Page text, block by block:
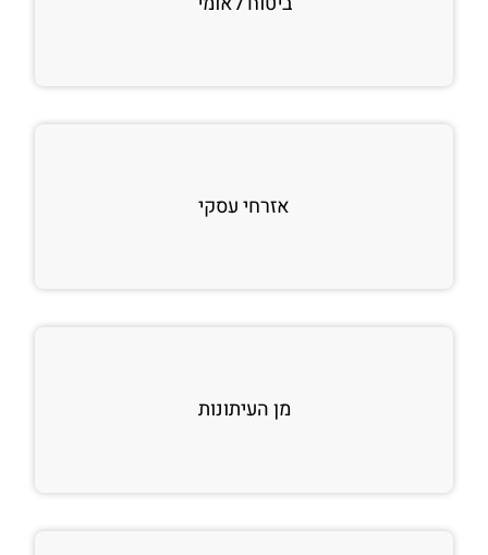
אזרחי עסקי
מן העיתונות